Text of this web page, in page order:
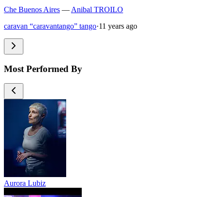
Che Buenos Aires — Anibal TROILO
caravan “caravantango” tango·11 years ago
Most Performed By
Aurora Lubiz